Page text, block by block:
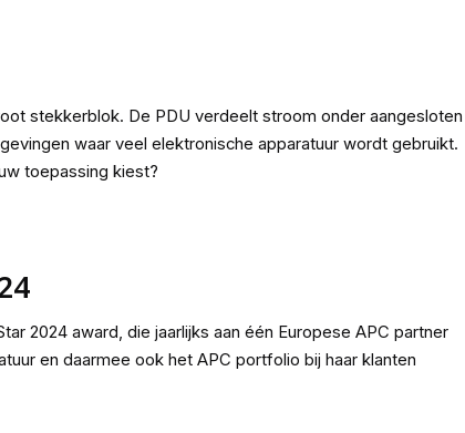
stekkerblok. De PDU verdeelt stroom onder aangesloten
waar veel elektronische apparatuur wordt gebruikt.
toepassing kiest?
2024 award, die jaarlijks aan één Europese APC partner
en daarmee ook het APC portfolio bij haar klanten